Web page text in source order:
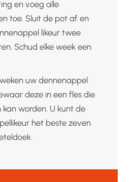
en voeg alle
toe. Sluit de pot af en
likeur twee
Schud elke week een
uw dennenappel
deze in een fles die
worden. U kunt de
het beste zeven